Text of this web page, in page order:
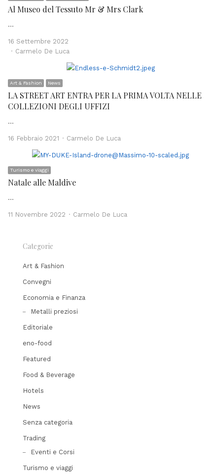
Al Museo del Tessuto Mr & Mrs Clark
…
16 Settembre 2022
Author
Carmelo De Luca
Art & Fashion News
LA STREET ART ENTRA PER LA PRIMA VOLTA NELLE
COLLEZIONI DEGLI UFFIZI
…
16 Febbraio 2021 Author
Carmelo De Luca
Turismo e viaggi
Natale alle Maldive
…
11 Novembre 2022 Author
Carmelo De Luca
Categorie
Art & Fashion
Convegni
Economia e Finanza
Metalli preziosi
Editoriale
eno-food
Featured
Food & Beverage
Hotels
News
Senza categoria
Trading
Eventi e Corsi
Turismo e viaggi